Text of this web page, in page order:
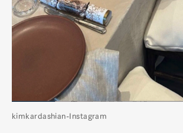
kimkardashian-Instagram